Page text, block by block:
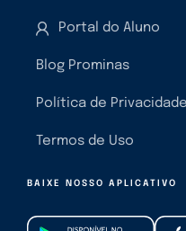
Portal do Aluno
Blog Prominas
Política de Privacidade
Termos de Uso
BAIXE NOSSO APLICATIVO